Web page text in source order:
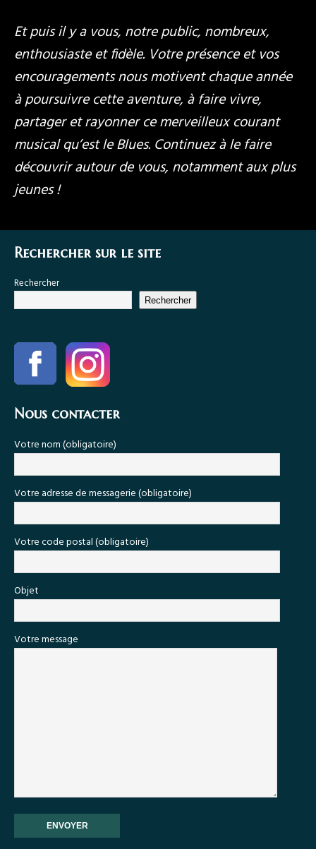
Et puis il y a vous, notre public, nombreux,
enthousiaste et fidèle. Votre présence et vos
encouragements nous motivent chaque année
à poursuivre cette aventure, à faire vivre,
partager et rayonner ce merveilleux courant
musical qu’est le Blues. Continuez à le faire
découvrir autour de vous, notamment aux plus
jeunes !
Rechercher sur le site
Rechercher
Rechercher
Nous contacter
Votre nom (obligatoire)
Votre adresse de messagerie (obligatoire)
Votre code postal (obligatoire)
Objet
Votre message